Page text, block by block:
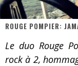
ROUGE POMPIER:
Le duo Rouge
rock à 2,